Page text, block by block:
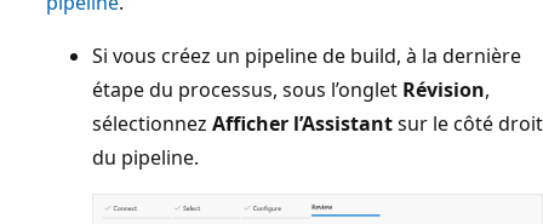
Si vous créez un pipeline de build, à la dernière
étape du processus, sous l’onglet Révision,
sélectionnez Afficher l’Assistantsur le côté droit
du pipeline.